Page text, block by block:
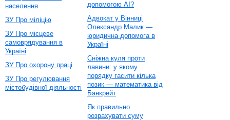
населення
ЗУ Про міліцію
ЗУ Про місцеве
самоврядування в
Україні
ЗУ Про охорону праці
ЗУ Про регулювання
містобудівної діяльності
допомогою AI?
Адвокат у Вінниці
Олександр Малик —
юридична допомога в
Україні
Сніжна куля проти
лавини: у якому
порядку гасити кілька
позик — математика від
Банкрейт
Як правильно
розрахувати суму